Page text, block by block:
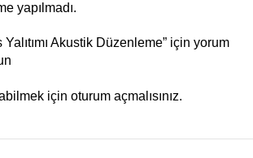
yapılmadı.
Akustik Düzenleme” için yorum
için oturum açmalısınız.